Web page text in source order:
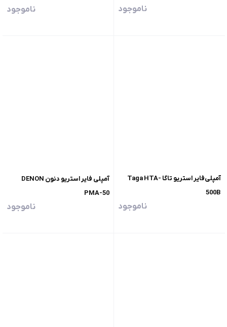
ناموجود ناموجود
آمپلی‌فایر استریو تاگا Taga HTA-
500B
ناموجود
آمپلی فایر استریو دنون DENON
PMA-50
ناموجود